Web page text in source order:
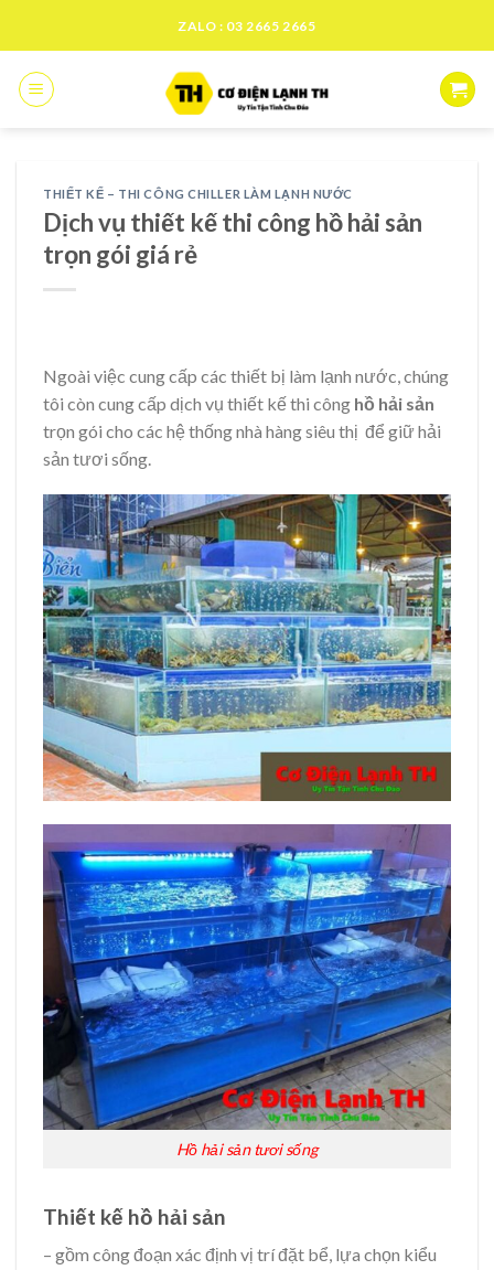
content
ZALO : 03 2665 2665
THIẾT KẾ – THI CÔNG CHILLER LÀM LẠNH NƯỚC
Dịch vụ thiết kế thi công hồ hải sản
trọn gói giá rẻ
Ngoài việc cung cấp các thiết bị làm lạnh nước, chúng
tôi còn cung cấp dịch vụ thiết kế thi công hồ hải sản
trọn gói cho các hệ thống nhà hàng siêu thị để giữ hải
sản tươi sống.
Hồ hải sản tươi sống
Thiết kế hồ hải sản
– gồm công đoạn xác định vị trí đặt bể, lựa chọn kiểu